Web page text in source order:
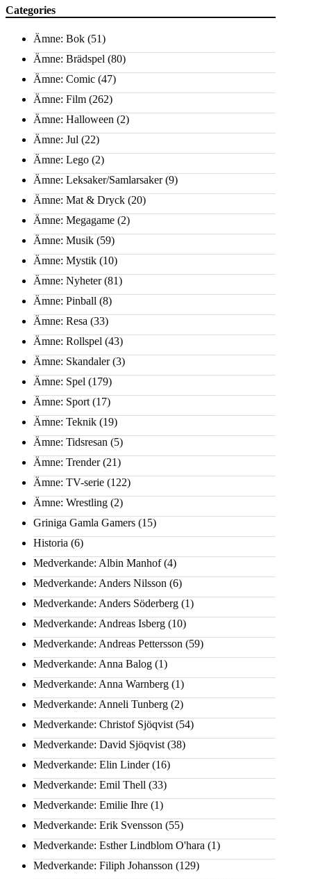
Categories
Ämne: Bok (51)
Ämne: Brädspel (80)
Ämne: Comic (47)
Ämne: Film (262)
Ämne: Halloween (2)
Ämne: Jul (22)
Ämne: Lego (2)
Ämne: Leksaker/Samlarsaker(9)
Ämne: Mat & Dryck (20)
Ämne: Megagame (2)
Ämne: Musik (59)
Ämne: Mystik (10)
Ämne: Nyheter(81)
Ämne: Pinball (8)
Ämne: Resa (33)
Ämne: Rollspel (43)
Ämne: Skandaler(3)
Ämne: Spel (179)
Ämne: Sport (17)
Ämne: Teknik (19)
Ämne: Tidsresan (5)
Ämne: Trender(21)
Ämne: TV-serie (122)
Ämne: Wrestling (2)
Griniga Gamla Gamers (15)
Historia (6)
Medverkande: Albin Manhof(4)
Medverkande: Anders Nilsson (6)
Medverkande: Anders Söderberg (1)
Medverkande: Andreas Isberg (10)
Medverkande: Andreas Pettersson (59)
Medverkande: Anna Balog (1)
Medverkande: Anna Warnberg (1)
Medverkande: Anneli Tunberg (2)
Medverkande: Christof Sjöqvist (54)
Medverkande: David Sjöqvist (38)
Medverkande: Elin Linder(16)
Medverkande: Emil Thell (33)
Medverkande: Emilie Ihre (1)
Medverkande: Erik Svensson (55)
Medverkande: Esther Lindblom O'hara (1)
Medverkande: Filiph Johansson (129)